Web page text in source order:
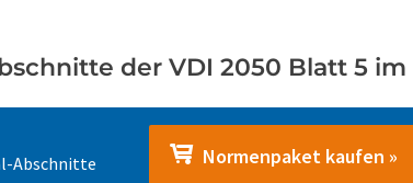
der VDI 2050 Blatt 5
Abschnitte
Normenpaket kaufen »